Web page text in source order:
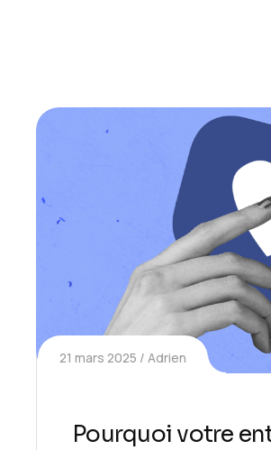
21 mars 2025 Adrien
Pourquoi votre